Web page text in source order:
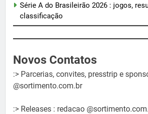
Série A do Brasileirão 2026 : jogos,
classificação
Novos Contatos
:> Parcerias, convites, presstrip e
@sortimento.com.br
:> Releases : redacao